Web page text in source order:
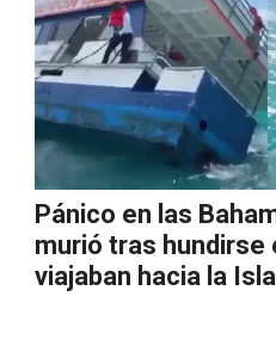
Pánico en las
murió tras hundirse
viajaban hacia la